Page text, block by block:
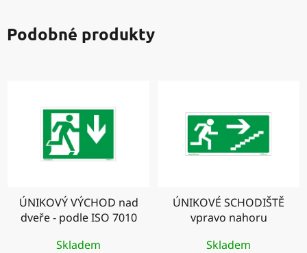
Podobné produkty
ÚNIKOVÝ VÝCHOD nad
dveře - podle ISO 7010
Skladem
ÚNIKOVÉ SCHODIŠTĚ
vpravo nahoru
Skladem